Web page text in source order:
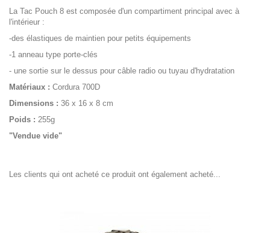
La Tac Pouch 8 est composée d'un compartiment principal avec à
l'intérieur :
-des élastiques de maintien pour petits équipements
-1 anneau type porte-clés
- une sortie sur le dessus pour câble radio ou tuyau d'hydratation
Matériaux : Cordura 700D
Dimensions : 36 x 16 x 8 cm
Poids : 255g
"Vendue vide"
Les clients qui ont acheté ce produit ont également acheté...